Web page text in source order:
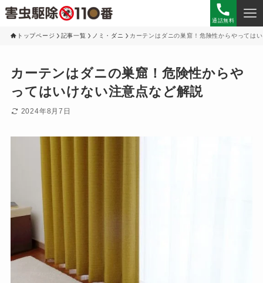
通話無料
トップページ 記事一覧 ノミ・ダニ カーテンはダニの巣窟！危険性からやっては
カーテンはダニの巣窟！危険性からや
ってはいけない注意点など解説
2024年8月7日